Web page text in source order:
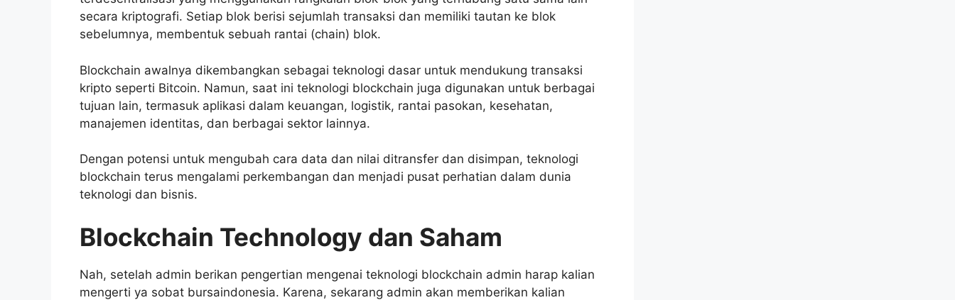
secara kriptografi. Setiap blok berisi sejumlah transaksi dan memiliki tautan ke blok
sebelumnya, membentuk sebuah rantai (chain) blok.
Blockchain awalnya dikembangkan sebagai teknologi dasar untuk mendukung transaksi
kripto seperti Bitcoin. Namun, saat ini teknologi blockchain juga digunakan untuk berbagai
tujuan lain, termasuk aplikasi dalam keuangan, logistik, rantai pasokan, kesehatan,
manajemen identitas, dan berbagai sektor lainnya.
Dengan potensi untuk mengubah cara data dan nilai ditransfer dan disimpan, teknologi
blockchain terus mengalami perkembangan dan menjadi pusat perhatian dalam dunia
teknologi dan bisnis.
Blockchain Technology dan Saham
Nah, setelah admin berikan pengertian mengenai teknologi blockchain admin harap kalian
mengerti ya sobat bursaindonesia. Karena, sekarang admin akan memberikan kalian